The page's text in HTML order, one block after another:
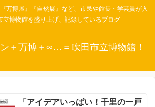
万博展』『自然展』など、市民や館長・学芸員が入
立博物館を盛り上げ、記録しているブログ
＋万博＋∞…＝吹田市立博物館！
「アイデアいっぱい！千里の一戸